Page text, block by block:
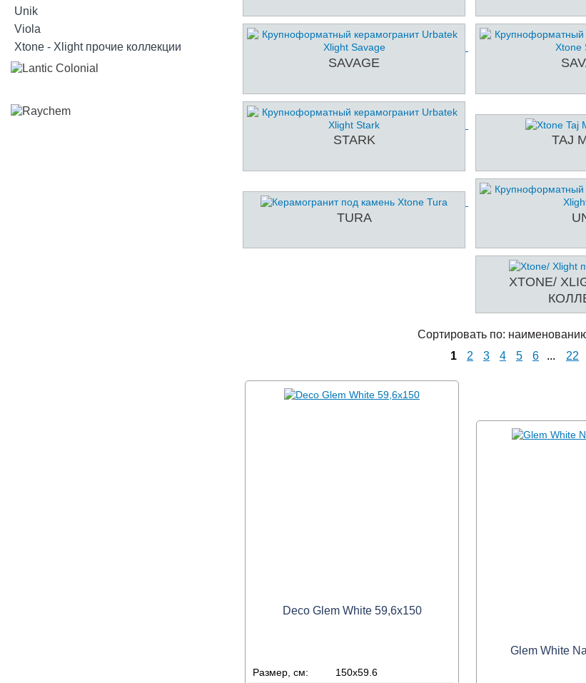
Unik
Viola
Xtone - Xlight прочие коллекции
SAVAGE
STARK TAJ
TURA
XTONE/
Сортировать по:
1
2 3 4 5 6 ... 22
Deco Glem White 59,6x150
Размер, см:
150x59.6
Glem White